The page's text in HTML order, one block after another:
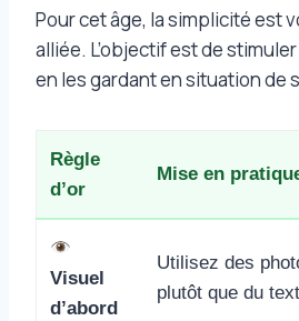
Pour cet âge, la simplicité est
alliée. L’objectif est de
en les gardant en situation de
Règle
d’or
Mise en
Visuel
d’abord
Utilisez des
plutôt que du